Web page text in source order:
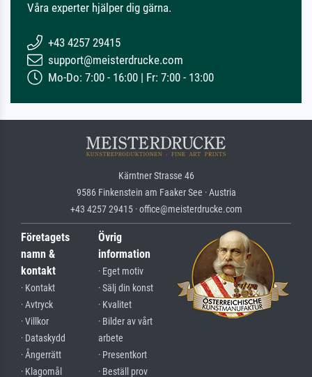
Våra experter hjälper dig gärna.
+43 4257 29415
support@meisterdrucke.com
Mo-Do: 7:00 - 16:00 | Fr: 7:00 - 13:00
Kärntner Strasse 46
9586 Finkenstein am Faaker See · Austria
+43 4257 29415 · office@meisterdrucke.com
Företagets
namn &
kontakt
· Kontakt
· Avtryck
· Villkor
· Dataskydd
· Ångerrätt
· Klagomål
Övrig
information
· Eget motiv
· Sälj din konst
· Kvalitet
· Bilder av vårt
arbete
· Presentkort
· Beställ prov